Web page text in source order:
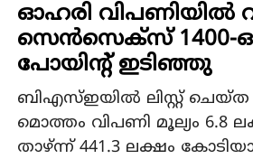
ഓഹരി വിപണിയില്‍
സെന്‍സെക്‌സ് 1400-
പോയിന്റ് ഇടിഞ്ഞു
ബിഎസ്ഇയില്‍ ലിസ്റ്റ് ചെയ്ത
മൊത്തം വിപണി മൂല്യം 6.8
താഴ്ന്ന് 441.3 ലക്ഷം